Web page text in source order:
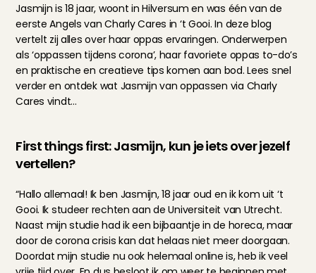
Jasmijn is 18 jaar, woont in Hilversum en was één van de
eerste Angels van Charly Cares in ‘t Gooi. In deze blog
vertelt zij alles over haar oppas ervaringen. Onderwerpen
als ‘oppassen tijdens corona’, haar favoriete oppas to-do’s
en praktische en creatieve tips komen aan bod. Lees snel
verder en ontdek wat Jasmijn van oppassen via Charly
Cares vindt…
First things first: Jasmijn, kun je iets over jezelf
vertellen?
“Hallo allemaal! Ik ben Jasmijn, 18 jaar oud en ik kom uit ‘t
Gooi. Ik studeer rechten aan de Universiteit van Utrecht.
Naast mijn studie had ik een bijbaantje in de horeca, maar
door de corona crisis kan dat helaas niet meer doorgaan.
Doordat mijn studie nu ook helemaal online is, heb ik veel